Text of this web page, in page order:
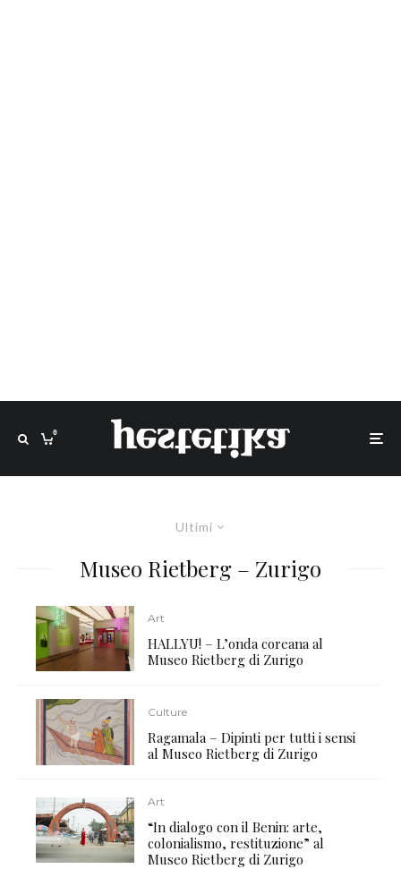
0
Ultimi
Museo Rietberg – Zurigo
Art
HALLYU! – L’onda coreana al
Museo Rietberg di Zurigo
Culture
Ragamala – Dipinti per tutti i sensi
al Museo Rietberg di Zurigo
Art
“In dialogo con il Benin: arte,
colonialismo, restituzione” al
Museo Rietberg di Zurigo